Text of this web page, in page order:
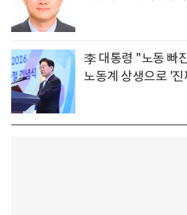
李 대통령 "노동 빠
노동계 상생으로 '